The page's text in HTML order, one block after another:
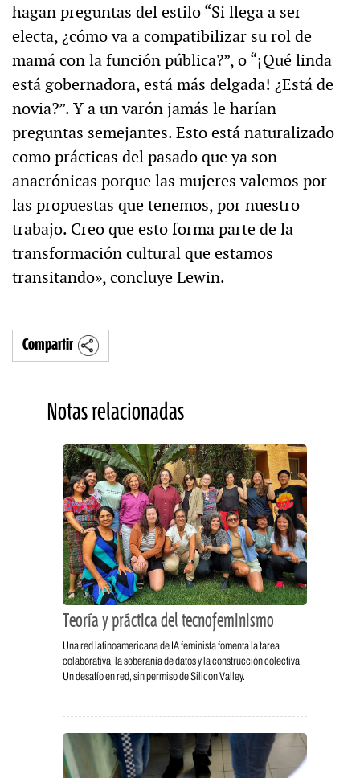
hagan preguntas del estilo “Si llega a ser
electa, ¿cómo va a compatibilizar su rol de
mamá con la función pública?”, o “¡Qué linda
está gobernadora, está más delgada! ¿Está de
novia?”. Y a un varón jamás le harían
preguntas semejantes. Esto está naturalizado
como prácticas del pasado que ya son
anacrónicas porque las mujeres valemos por
las propuestas que tenemos, por nuestro
trabajo. Creo que esto forma parte de la
transformación cultural que estamos
transitando», concluye Lewin.
Compartir
Notas relacionadas
Teoría y práctica del tecnofeminismo
Una red latinoamericana de IA feminista fomenta la tarea
colaborativa, la soberanía de datos y la construcción colectiva.
Un desafío en red, sin permiso de Silicon Valley.